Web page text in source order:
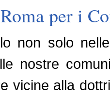
per i
non solo
nostre
vicine alla